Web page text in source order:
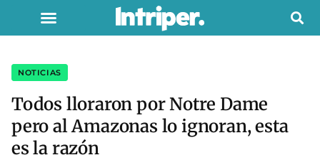
NOTICIAS
Todos lloraron por Notre Dame
pero al Amazonas lo ignoran, esta
es la razón